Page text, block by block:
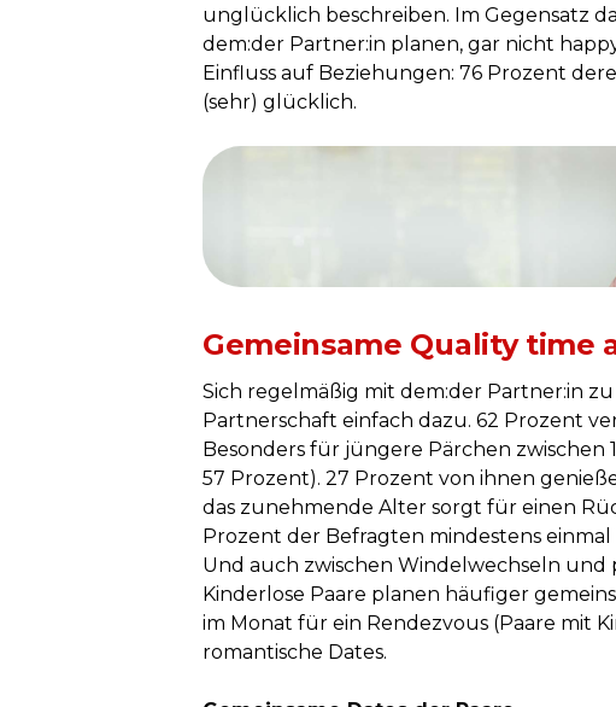
unglücklich beschreiben. Im Gegensatz
dem:der Partner:in planen, gar nicht
Einfluss auf Beziehungen: 76 Prozent
(sehr) glücklich.
Gemeinsame Quality time
Sich regelmäßig mit dem:der Partner:in
Partnerschaft einfach dazu. 62 Prozent
Besonders für jüngere Pärchen zwischen
57 Prozent). 27 Prozent von ihnen
das zunehmende Alter sorgt für einen
Prozent der Befragten mindestens
Und auch zwischen Windelwechseln
Kinderlose Paare planen häufiger
im Monat für ein Rendezvous (Paare mit
romantische Dates.